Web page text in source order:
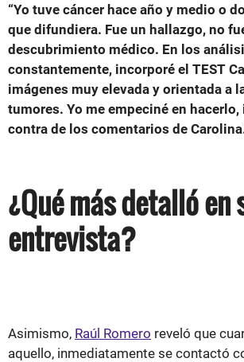
“Yo tuve cáncer hace año y medio o
que difundiera. Fue un hallazgo, no
descubrimiento médico. En los
constantemente, incorporé el TEST
imágenes muy elevada y orientada a
tumores. Yo me empeciné en
contra de los comentarios de
¿Qué más detalló en
entrevista?
Asimismo, Raúl Romero reveló que
aquello, inmediatamente se contactó